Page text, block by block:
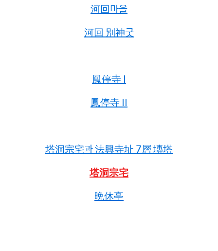
河回마을
河回 別神굿
鳳停寺 I
鳳停寺 II
塔洞宗宅과 法興寺址 7層 塼塔
塔洞宗宅
晩休亭